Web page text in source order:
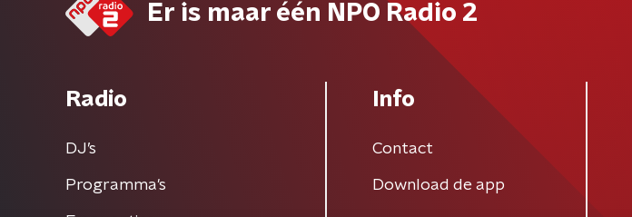
Er is maar één NPO Radio 2
Radio
DJ’s
Programma's
Info
Contact
Download de app